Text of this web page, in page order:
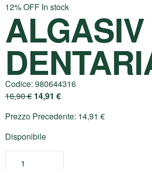
12% OFF In stock
Codice: 980644316
16,90€ 14,91 €
Prezzo Precedente: 14,91 €
Disponibile